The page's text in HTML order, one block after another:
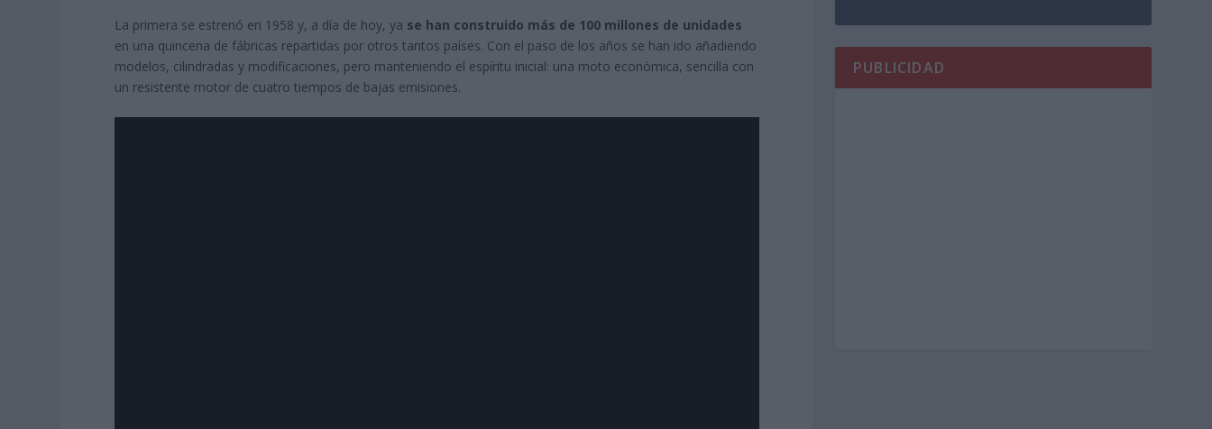
La primera se estrenó en 1958 y, a día de hoy, ya se han construido más de 100 millones de unidades
en una quincena de fábricas repartidas por otros tantos países. Con el paso de los años se han ido añadiendo
modelos, cilindradas y modificaciones, pero manteniendo el espíritu inicial: una moto económica, sencilla con
un resistente motor de cuatro tiempos de bajas emisiones.
PUBLICIDAD